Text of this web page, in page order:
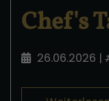
Chef's
26.06.2026 |